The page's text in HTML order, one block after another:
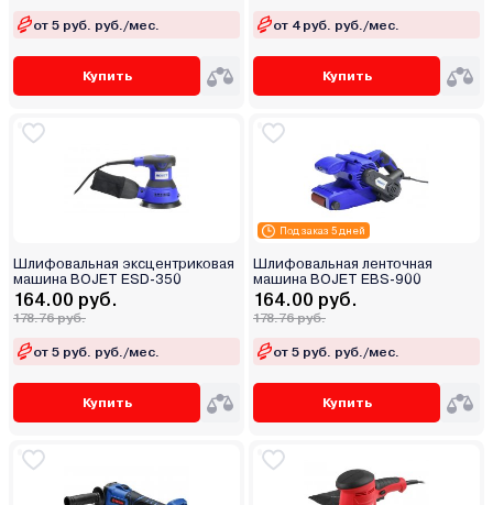
от 5 руб. руб./мес.
Купить
от 4 руб. руб./мес.
Купить
Шлифовальная эксцентриковая
машина BOJET ESD-350
164.00 руб.
178.76 руб.
от 5 руб. руб./мес.
Купить
Под заказ 5 дней
Шлифовальная ленточная
машина BOJET EBS-900
164.00 руб.
178.76 руб.
от 5 руб. руб./мес.
Купить